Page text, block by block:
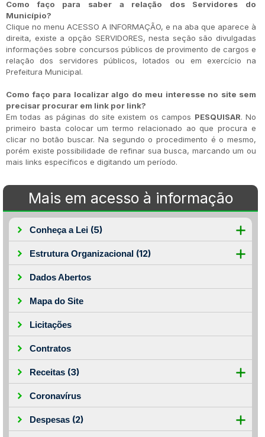
Como faço para saber a relação dos Servidores do
Município?
Clique no menu ACESSO A INFORMAÇÃO, e na aba que aparece à
direita, existe a opção SERVIDORES, nesta seção são divulgadas
informações sobre concursos públicos de provimento de cargos e
relação dos servidores públicos, lotados ou em exercício na
Prefeitura Municipal.
Como faço para localizar algo do meu interesse no site sem
precisar procurar em link por link?
Em todas as páginas do site existem os campos PESQUISAR. No
primeiro basta colocar um termo relacionado ao que procura e
clicar no botão buscar. Na segundo o procedimento é o mesmo,
porém existe possibilidade de refinar sua busca, marcando um ou
mais links específicos e digitando um período.
Mais em acesso à informação
Conheça a Lei (5)
Estrutura Organizacional (12)
Dados Abertos
Mapa do Site
Licitações
Contratos
Receitas (3)
Coronavírus
Despesas (2)